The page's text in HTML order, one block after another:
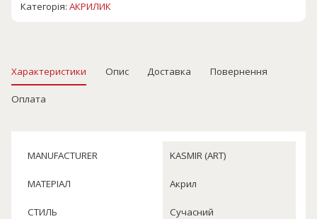
Категорія:АКРИЛИК
Характеристики Опис Доставка Повернення
Оплата
MANUFACTURER KASMIR (ART)
МАТЕРІАЛ Акрил
СТИЛЬ Сучасний